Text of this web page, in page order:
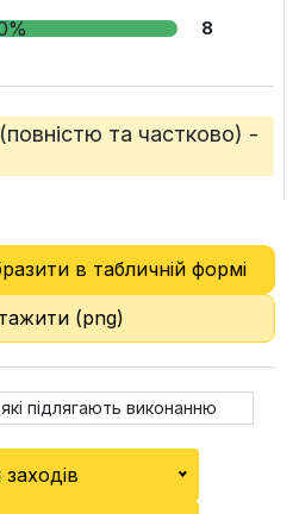
8
(повністю та частково) -
в табличній формі
(png)
підлягають виконанню
заходів